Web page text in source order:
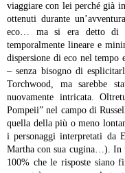
viaggiare con lei perché già
ottenuti durante
eco… ma si era detto di
temporalmente lineare e
dispersione di eco nel tempo
– senza bisogno di
Torchwood, ma sarebbe
nuovamente intricata.
Pompeii” nel campo di
quella della più o meno
i personaggi interpretati da
Martha con sua cugina…). In
100% che le risposte siano